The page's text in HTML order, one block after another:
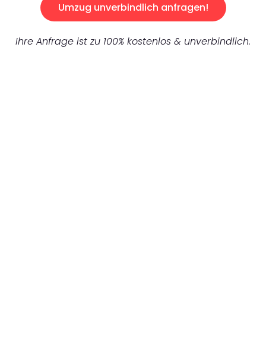
Umzug unverbindlich anfragen!
Ihre Anfrage ist zu 100% kostenlos & unverbindlich.